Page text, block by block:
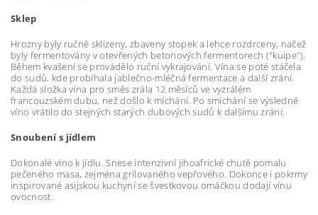
Sklep
Hrozny byly ručně sklizeny, zbaveny stopek a lehce rozdrceny, načež
byly fermentovány v otevřených betonových fermentorech ("kuipe").
Během kvašení se provádělo ruční vykrajování. Vína se poté stáčela
do sudů, kde probíhala jablečno-mléčná fermentace a další zrání.
Každá složka vína pro směs zrála 12 měsíců ve vyzrálém
francouzském dubu, než došlo k míchání. Po smíchání se výsledné
víno vrátilo do stejných starých dubových sudů k dalšímu zrání.
Snoubení s jídlem
Dokonalé víno k jídlu. Snese intenzivní jihoafrické chutě pomalu
pečeného masa, zejména grilovaného vepřového. Dokonce i pokrmy
inspirované asijskou kuchyní se švestkovou omáčkou dodají vínu
ovocnost.